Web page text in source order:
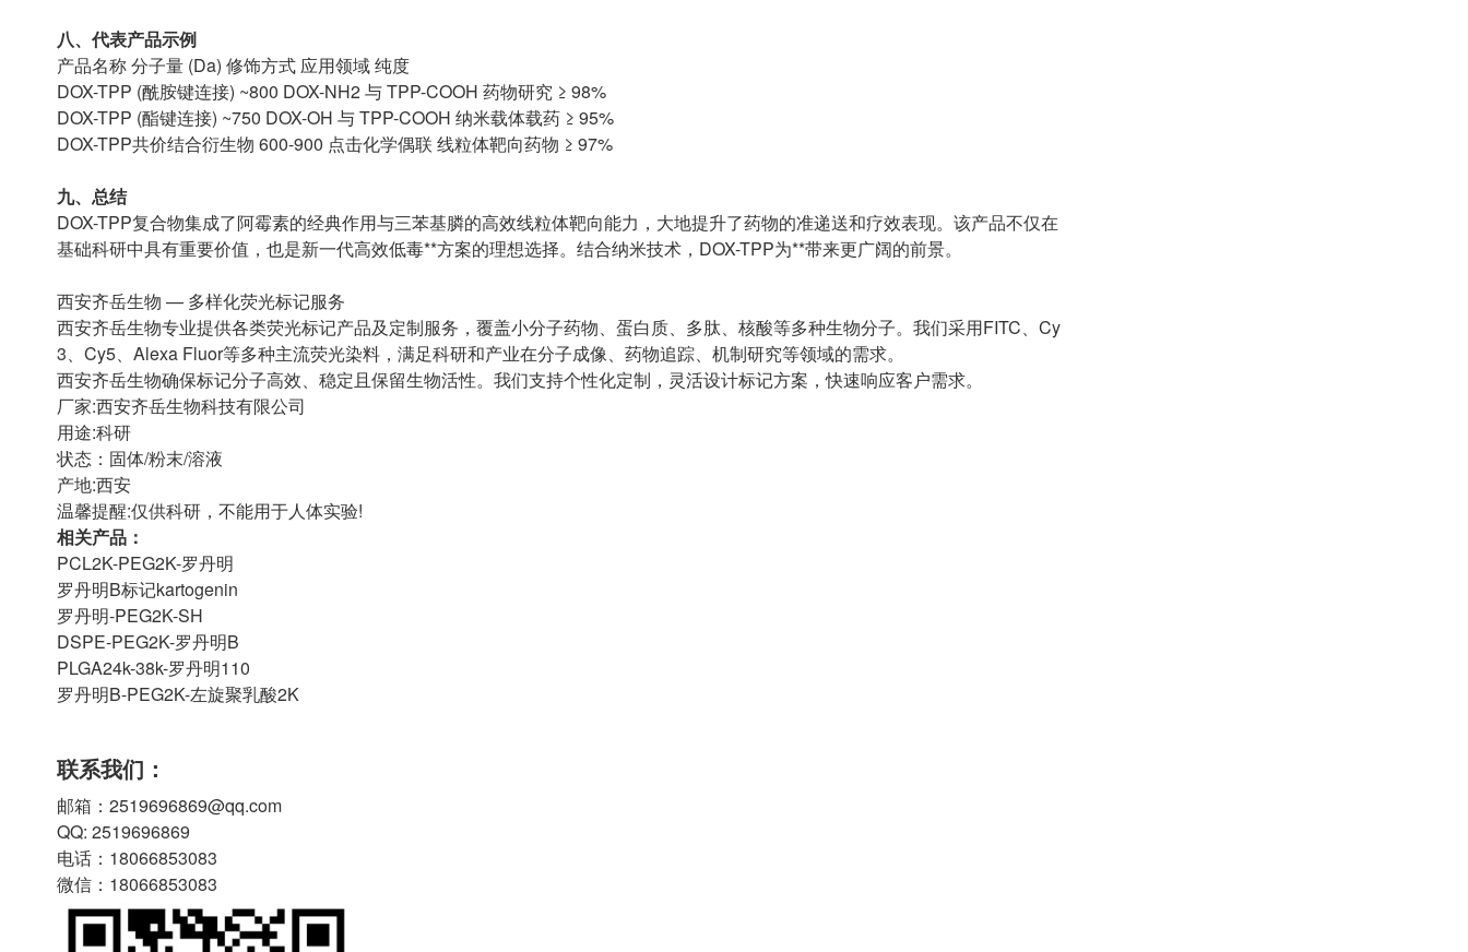
八、代表产品示例
产品名称 分子量 (Da) 修饰方式 应用领域 纯度
DOX-TPP (酰胺键连接) ~800 DOX-NH2 与 TPP-COOH 药物研究 ≥ 98%
DOX-TPP (酯键连接) ~750 DOX-OH 与 TPP-COOH 纳米载体载药 ≥ 95%
DOX-TPP共价结合衍生物 600-900 点击化学偶联 线粒体靶向药物 ≥ 97%
九、总结
DOX-TPP复合物集成了阿霉素的经典作用与三苯基膦的高效线粒体靶向能力，大地提升了药物的准递送和疗效表现。该产品不仅在
基础科研中具有重要价值，也是新一代高效低毒**方案的理想选择。结合纳米技术，DOX-TPP为**带来更广阔的前景。
西安齐岳生物 — 多样化荧光标记服务
西安齐岳生物专业提供各类荧光标记产品及定制服务，覆盖小分子药物、蛋白质、多肽、核酸等多种生物分子。我们采用FITC、Cy
3、Cy5、Alexa Fluor等多种主流荧光染料，满足科研和产业在分子成像、药物追踪、机制研究等领域的需求。
西安齐岳生物确保标记分子高效、稳定且保留生物活性。我们支持个性化定制，灵活设计标记方案，快速响应客户需求。
厂家:西安齐岳生物科技有限公司
用途:科研
状态：固体/粉末/溶液
产地:西安
温馨提醒:仅供科研，不能用于人体实验!
相关产品：
PCL2K-PEG2K-罗丹明
罗丹明B标记kartogenin
罗丹明-PEG2K-SH
DSPE-PEG2K-罗丹明B
PLGA24k-38k-罗丹明110
罗丹明B-PEG2K-左旋聚乳酸2K
联系我们：
邮箱：2519696869@qq.com
QQ: 2519696869
电话：18066853083
微信：18066853083